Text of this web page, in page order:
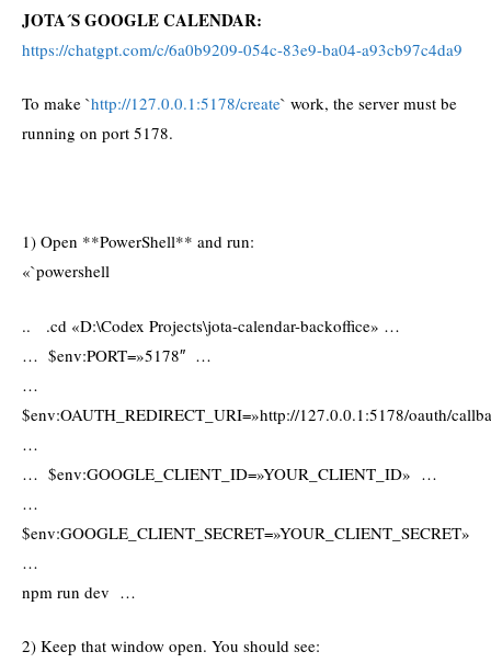
JOTA´S GOOGLE CALENDAR:
https://chatgpt.com/c/6a0b9209-054c-83e9-ba04-a93cb97c4da9
To make `http://127.0.0.1:5178/create` work, the server must be
running on port 5178.
1) Open **PowerShell** and run:
«`powershell
.. .cd «D:\Codex Projects\jota-calendar-backoffice» …
… $env:PORT=»5178″ …
…
$env:OAUTH_REDIRECT_URI=»http://127.0.0.1:5178/oauth/
…
… $env:GOOGLE_CLIENT_ID=»YOUR_CLIENT_ID» …
…
$env:GOOGLE_CLIENT_SECRET=»YOUR_CLIENT_SECRET»
…
npm run dev …
2) Keep that window open. You should see: